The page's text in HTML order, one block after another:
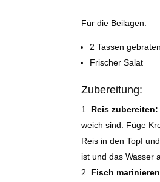
Für die Beilagen:
2 Tassen
Frischer Salat
Zubereitung:
Reis zubereiten:
weich sind. Füge
Reis in den Topf
ist und das Wasser
Fisch